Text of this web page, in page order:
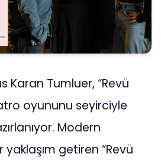
Karan Tumluer, “Revü
oyununu seyirciyle
Modern
getiren “Revü